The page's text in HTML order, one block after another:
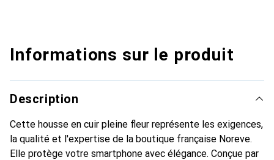
Informations sur le produit
Description
Cette housse en cuir pleine fleur représente les exigences,
la qualité et l'expertise de la boutique française Noreve.
Elle protège votre smartphone avec élégance. Conçue par